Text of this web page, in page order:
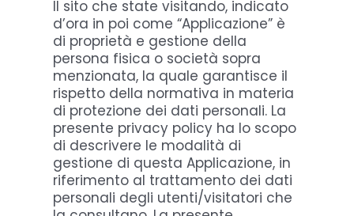
Il sito che state visitando, indicato
d’ora in poi come “Applicazione” è
di proprietà e gestione della
persona fisica o società sopra
menzionata, la quale garantisce il
rispetto della normativa in materia
di protezione dei dati personali. La
presente privacy policy ha lo scopo
di descrivere le modalità di
gestione di questa Applicazione, in
riferimento al trattamento dei dati
personali degli utenti/visitatori che